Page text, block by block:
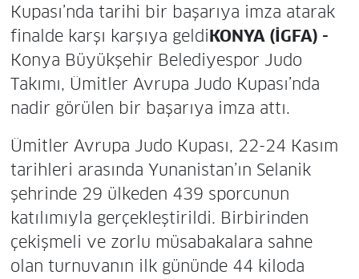
Kupası’nda tarihi bir başarıya imza atarak
finalde karşı karşıya geldiKONYA (İGFA) -
Konya Büyükşehir Belediyespor Judo
Takımı, Ümitler Avrupa Judo Kupası’nda
nadir görülen bir başarıya imza attı.
Ümitler Avrupa Judo Kupası, 22-24 Kasım
tarihleri arasında Yunanistan’ın Selanik
şehrinde 29 ülkeden 439 sporcunun
katılımıyla gerçekleştirildi. Birbirinden
çekişmeli ve zorlu müsabakalara sahne
olan turnuvanın ilk gününde 44 kiloda